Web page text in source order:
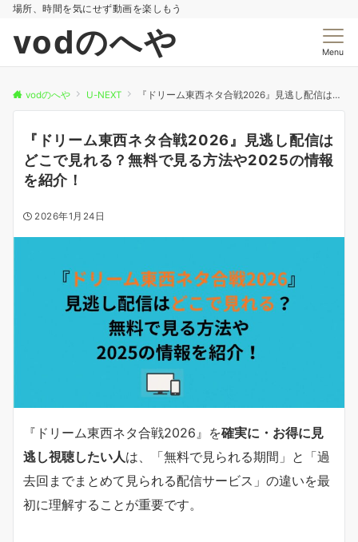
場所、時間を気にせず動画を楽しもう
vodのへや Menu
vodのへや U-NEXT 『ドリーム東西ネタ合戦2026』見逃し配信はどこで見れる？無料で見る方法や2025の情報を紹介！
『ドリーム東西ネタ合戦2026』見逃し配信は
どこで見れる？無料で見る方法や2025の情報
を紹介！
2026年1月24日
『ドリーム東西ネタ合戦2026』を確実に・お得に見
逃し視聴したい人は、「無料で見られる期間」と「過
去回までまとめて見られる配信サービス」の違いを最
初に理解することが重要です。